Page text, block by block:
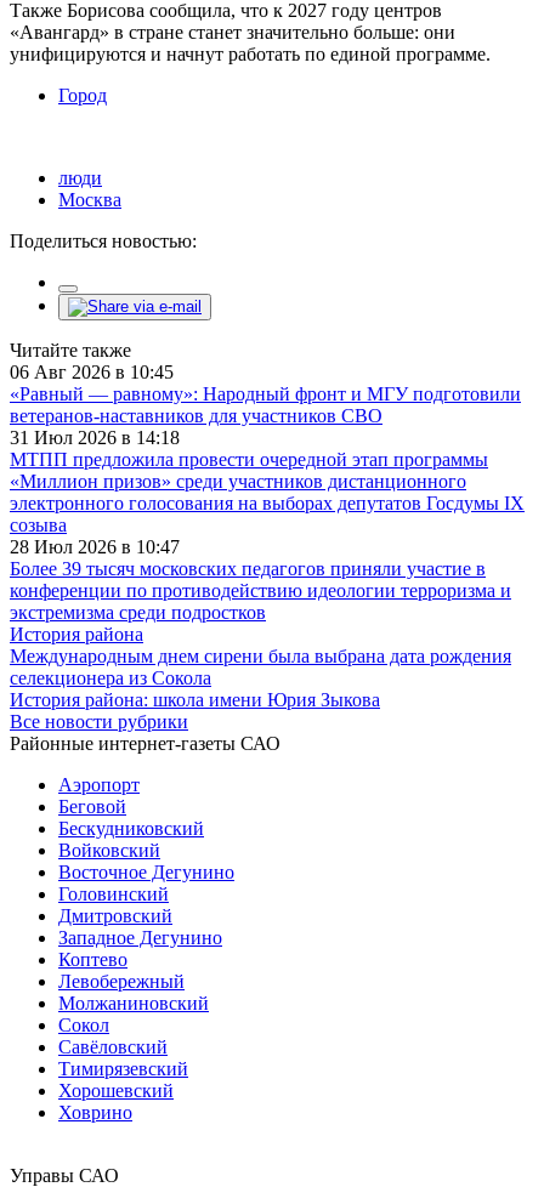
Также Борисова сообщила, что к 2027 году центров
«Авангард» в стране станет значительно больше: они
унифицируются и начнут работать по единой программе.
Город
люди
Москва
Поделиться новостью:
Читайте также
06 Авг 2026 в 10:45
«Равный — равному»: Народный фронт и МГУ подготовили
ветеранов-наставников для участников СВО
31 Июл 2026 в 14:18
МТПП предложила провести очередной этап программы
«Миллион призов» среди участников дистанционного
электронного голосования на выборах депутатов Госдумы IX
созыва
28 Июл 2026 в 10:47
Более 39 тысяч московских педагогов приняли участие в
конференции по противодействию идеологии терроризма и
экстремизма среди подростков
История района
Международным днем сирени была выбрана дата рождения
селекционера из Сокола
История района: школа имени Юрия Зыкова
Все новости рубрики
Районные интернет-газеты САО
Аэропорт
Беговой
Бескудниковский
Войковский
Восточное Дегунино
Головинский
Дмитровский
Западное Дегунино
Коптево
Левобережный
Молжаниновский
Сокол
Савёловский
Тимирязевский
Хорошевский
Ховрино
Управы САО